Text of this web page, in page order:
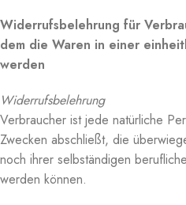
Widerrufsbelehrung für
dem die Waren in einer
werden
Widerrufsbelehrung
Verbraucher ist jede natürliche
Zwecken abschließt, die
noch ihrer selbständigen
werden können.